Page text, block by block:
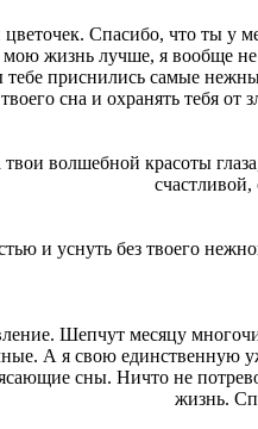
Спасибо, что ты у
жизнь лучше, я вообще
приснились самые
твоего сна и охранять тебя
волшебной красоты
счастливой,
и уснуть без твоего
Шепчут месяцу
А я свою
сны. Ничто не
жизнь.